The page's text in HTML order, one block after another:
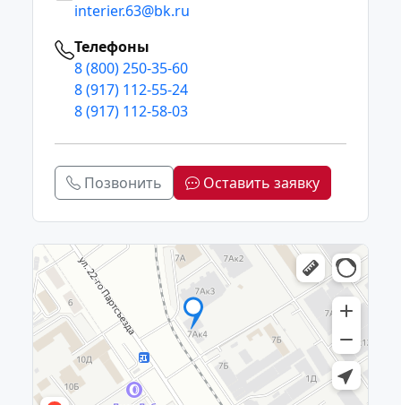
interier.63@bk.ru
Телефоны
8 (800) 250-35-60
8 (917) 112-55-24
8 (917) 112-58-03
Позвонить Оставить заявку